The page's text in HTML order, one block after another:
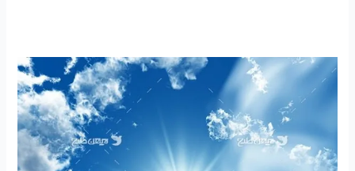
۱۶۱
-ساعتی
تفکر
“چرا
ما